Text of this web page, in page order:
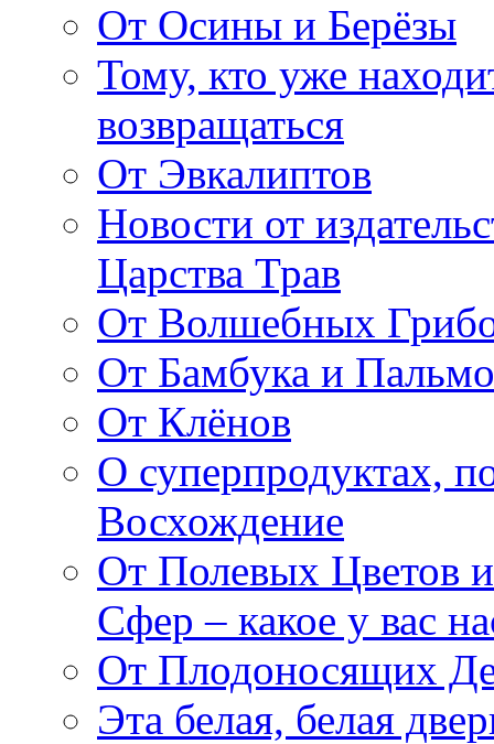
От Осины и Берёзы
Тому, кто уже
возвращаться
От Эвкалиптов
Новости от
Царства Трав
От Волшебных
От Бамбука и
От Клёнов
О суперпродуктах,
Восхождение
От Полевых Цветов
Сфер – какое у вас
От Плодоносящих
Эта белая, белая